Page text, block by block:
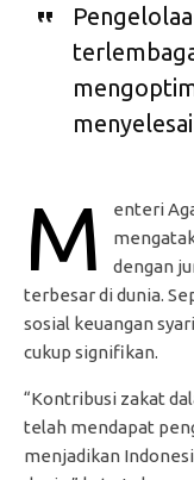
M
enteri
dengan
terbesar di dunia.
sosial keuangan
cukup signifikan.
“Kontribusi zakat
telah mendapat
menjadikan